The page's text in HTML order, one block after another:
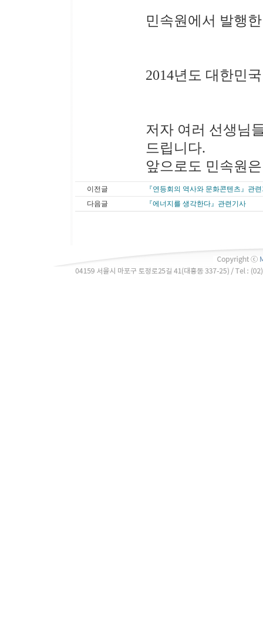
민속원에서 발행
2014년도 대한민
저자 여러 선생님
드립니다.
앞으로도 민속원
이전글
『연등회의 역사와 문화콘텐츠』관
다음글
『에너지를 생각한다』관련기사